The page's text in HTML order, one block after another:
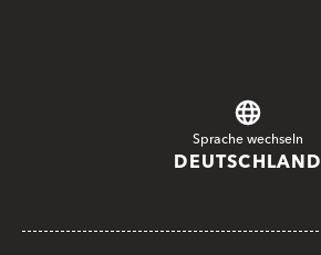
Sprache wechseln
DEUTSCHLAND